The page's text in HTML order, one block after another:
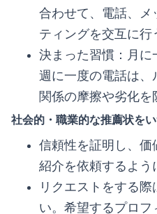
合わせて、電話、メ
ティングを交互に行
決まった習慣：月に
週に一度の電話は、
関係の摩擦や劣化を
社会的・職業的な推薦状を
信頼性を証明し、価
紹介を依頼するよう
リクエストをする
い。希望するプロ